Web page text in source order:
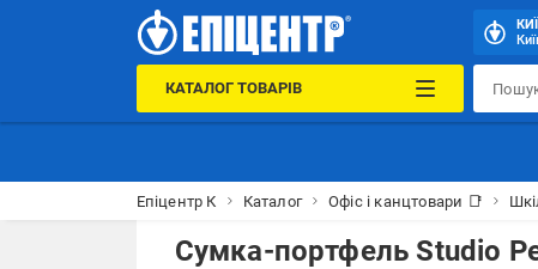
КАТАЛОГ ТОВАРІВ
Епіцентр К Каталог Офіс і канцтовари 📑
Сумка-портфель Studio